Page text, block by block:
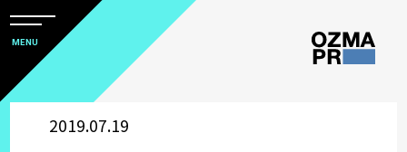
本
文
へ
メ
ニ
ュ
ー
開
MENU
2019.07.19
すべて